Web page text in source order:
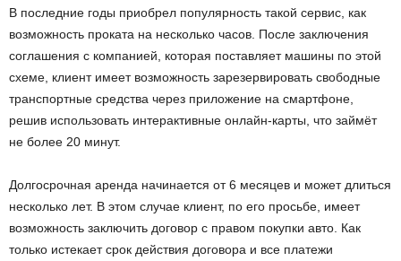
В последние годы приобрел популярность такой сервис, как
возможность проката на несколько часов. После заключения
соглашения с компанией, которая поставляет машины по этой
схеме, клиент имеет возможность зарезервировать свободные
транспортные средства через приложение на смартфоне,
решив использовать интерактивные онлайн-карты, что займёт
не более 20 минут.
Долгосрочная аренда начинается от 6 месяцев и может длиться
несколько лет. В этом случае клиент, по его просьбе, имеет
возможность заключить договор с правом покупки авто. Как
только истекает срок действия договора и все платежи